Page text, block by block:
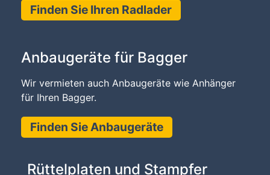
Finden Sie Ihren Radlader
Anbaugeräte für Bagger
Wir vermieten auch Anbaugeräte wie Anhänger
für Ihren Bagger.
Finden Sie Anbaugeräte
Rüttelplaten und Stampfer